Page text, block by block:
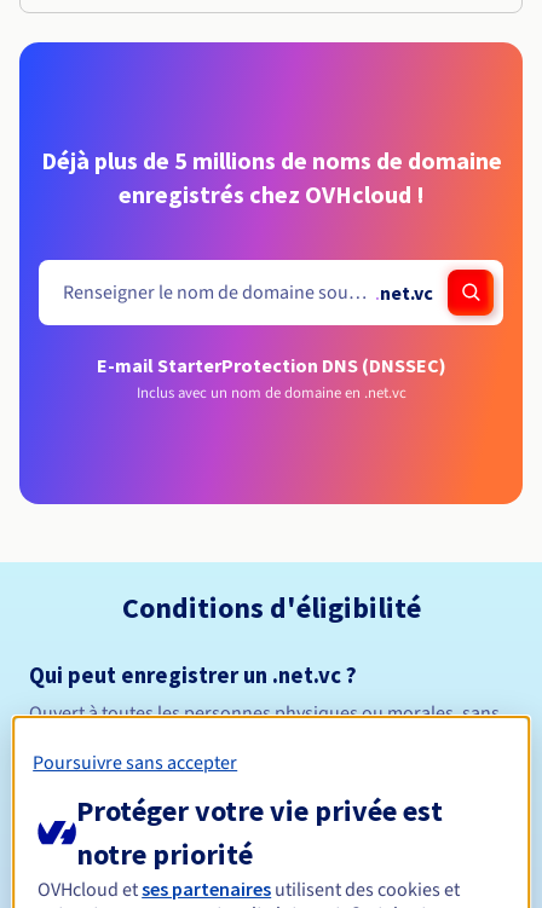
Déjà plus de 5 millions de noms de domaine
enregistrés chez OVHcloud !
.net.vc
E-mail StarterProtection DNS (DNSSEC)
Inclus avec un nom de domaine en .net.vc
Conditions d'éligibilité
Qui peut enregistrer un .net.vc ?
Ouvert à toutes les personnes physiques ou morales, sans
Durée de réservation
Poursuivre sans accepter
Protéger votre vie privée est
notre priorité
OVHcloud etses partenaires utilisent des cookies et